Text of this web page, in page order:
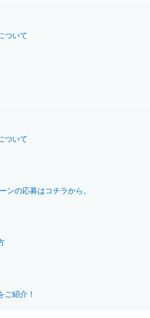
ついて
ついて
ンの応募はコチラから。
ご紹介！